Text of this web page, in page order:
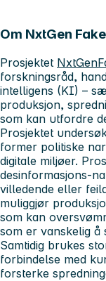
Om NxtGen
Prosjektet
forskningsråd,
intelligens (KI) –
produksjon,
som kan utfordre
Prosjektet
former politiske
digitale miljøer.
desinformasjons-
villedende eller
muliggjør
som kan
som er vanskelig å
Samtidig brukes
forbindelse med
forsterke